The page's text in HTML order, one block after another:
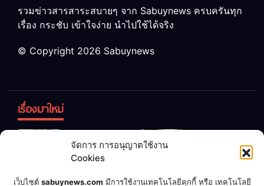
จัดการ การอนุญาตใช้งาน
Cookies
เว็บไซต์ sabuynews.com มีการใช้งานเทคโนโลยีคุกกี้ หรือ เทคโนโลยี
รวมข่าวสารสาระสบายๆ จาก Sabuynews ครบครันทุก
เรื่อง กระชับ เข้าใจง่าย นำไปใช้ได้จริง
© Copyright 2026 Sabuynews
เรื่องมาใหม่
ทิ้ง! เปลี่ยน
เป็น “ปุ๋ย
จุลินทรีย์”
หญิง 12 ขวบ
แต่งงานกับ
เชื่อพ่อแล้ว เจ้าของคาร์